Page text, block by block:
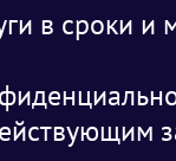
в сроки